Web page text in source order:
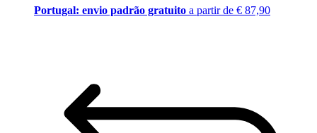
Portugal: envio padrão gratuito a partir de € 87,90